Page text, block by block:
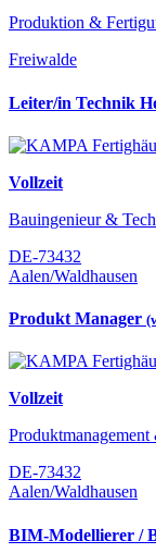
Produktion &
Freiwalde
Leiter/in Technik
Vollzeit
Bauingenieur &
DE-73432
Aalen/Waldhausen
Produkt Manager
Vollzeit
DE-73432
Aalen/Waldhausen
BIM-Modellierer /